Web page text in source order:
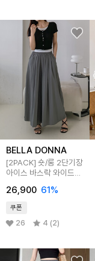
BELLA DONNA
[2PACK] 숏/롱 2단기장
아이스 바스락 와이드
26,900 61%
쿠폰
26 4 (2)